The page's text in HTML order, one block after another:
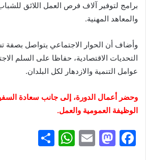
برامج لتوفير آلاف فرص العمل اللائق
والمعاهد المهنية.
وأضاف أن الحوار الاجتماعي يتواصل بصفة
التحديات الاقتصادية، حفاظا على السلم
عوامل التنمية والازدهار لكل البلدان.
وحضر أعمال الدورة، إلى جانب سعادة
الوظيفة العمومية والعمل.
F
M
E
W